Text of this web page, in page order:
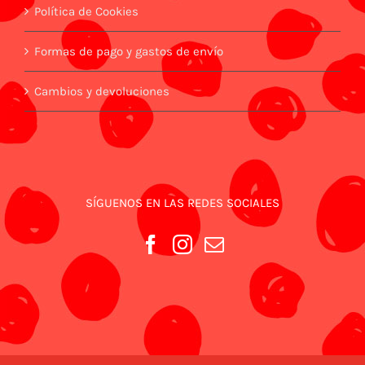
Política de Cookies
Formas de pago y gastos de envío
Cambios y devoluciones
SÍGUENOS EN LAS REDES SOCIALES